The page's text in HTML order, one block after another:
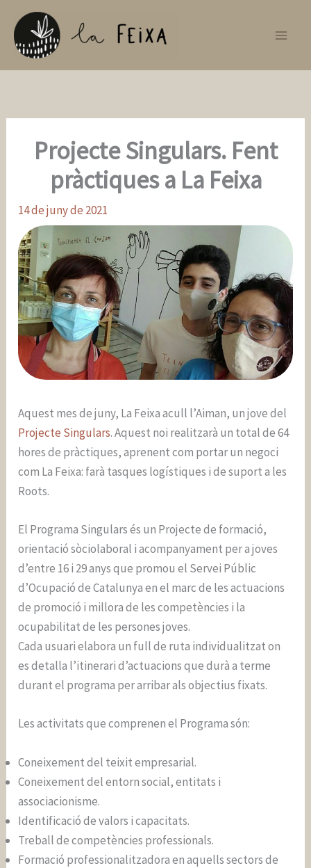
contingut
Projecte Singulars. Fent
pràctiques a La Feixa
14 de juny de 2021
Aquest mes de juny, La Feixa acull l’Aiman, un jove del
Projecte Singulars. Aquest noi realitzarà un total de 64
hores de pràctiques, aprenent com portar un negoci
com La Feixa: farà tasques logístiques i de suport a les
Roots.
El Programa Singulars és un Projecte de formació,
orientació sòciolaboral i acompanyament per a joves
d’entre 16 i 29 anys que promou el Servei Públic
d’Ocupació de Catalunya en el marc de les actuacions
de promoció i millora de les competències i la
ocupabilitat de les persones joves.
Cada usuari elabora un full de ruta individualitzat on
es detalla l’itinerari d’actuacions que durà a terme
durant el programa per arribar als objectius fixats.
Les activitats que comprenen el Programa són:
Coneixement del teixit empresarial.
Coneixement del entorn social, entitats i
associacionisme.
Identificació de valors i capacitats.
Treball de competències professionals.
Formació professionalitzadora en aquells sectors de